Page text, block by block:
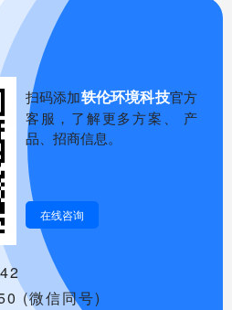
扫码添加轶伦环境科技官方
客服，了解更多方案、 产
品、招商信息。
在线咨询
(微信同号)